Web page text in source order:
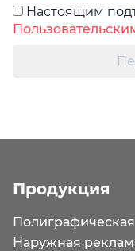
Настоящим
Продукция
Наружная